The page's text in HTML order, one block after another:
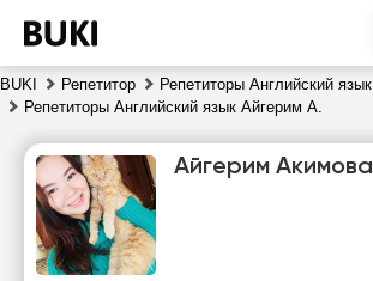
BUKI Репетитор
Репетиторы Английский язык
Репетиторы Английский язык Айгерим А.
Айгерим Акимова